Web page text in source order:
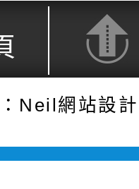
Neil網站設